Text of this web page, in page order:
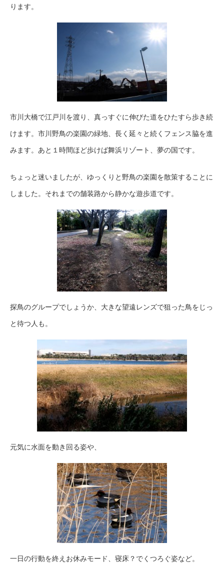
ります。
市川大橋で江戸川を渡り、真っすぐに伸びた道をひたすら歩き続
けます。市川野鳥の楽園の緑地、長く延々と続くフェンス脇を進
みます。あと１時間ほど歩けば舞浜リゾート、夢の国です。
ちょっと迷いましたが、ゆっくりと野鳥の楽園を散策することに
しました。それまでの舗装路から静かな遊歩道です。
探鳥のグループでしょうか、大きな望遠レンズで狙った鳥をじっ
と待つ人も。
元気に水面を動き回る姿や、
一日の行動を終えお休みモード、寝床？でくつろぐ姿など。